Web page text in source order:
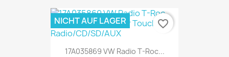
17A035869 VW Radio T-Roc...
NICHT AUF LAGER favorite_border